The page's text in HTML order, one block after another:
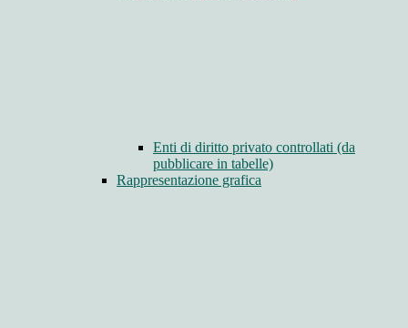
Enti di diritto privato controllati (da
pubblicare in tabelle)
Rappresentazione grafica